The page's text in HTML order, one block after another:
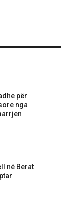
për
nga
në Berat